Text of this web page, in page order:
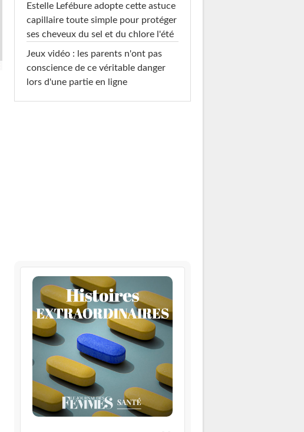
Estelle Lefébure adopte cette astuce
capillaire toute simple pour protéger
ses cheveux du sel et du chlore l'été
Jeux vidéo : les parents n'ont pas
conscience de ce véritable danger
lors d'une partie en ligne